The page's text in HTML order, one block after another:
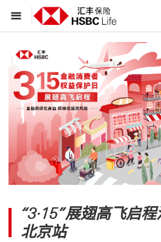
“3·15”展翅高飞启
北京站